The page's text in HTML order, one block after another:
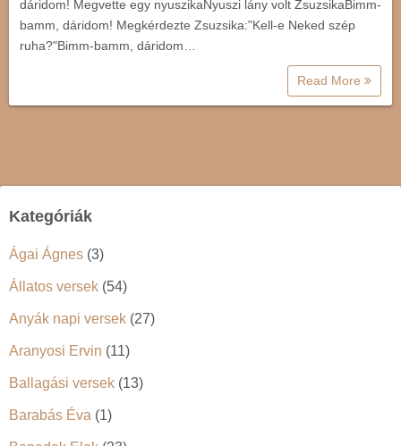
dáridom! Megvette egy nyuszikaNyuszi lány volt ZsuzsikaBimm-
bamm, dáridom! Megkérdezte Zsuzsika:"Kell-e Neked szép
ruha?"Bimm-bamm, dáridom…
Read More
Kategóriák
Ágai Ágnes (3)
Állatos versek (54)
Anyák napi versek (27)
Aranyosi Ervin (11)
Ballagási versek (13)
Barabás Éva (1)